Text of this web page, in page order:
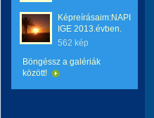
Képreírásaim:NAPI
IGE 2013.évben.
562 kép
Böngéssz a galériák
között!